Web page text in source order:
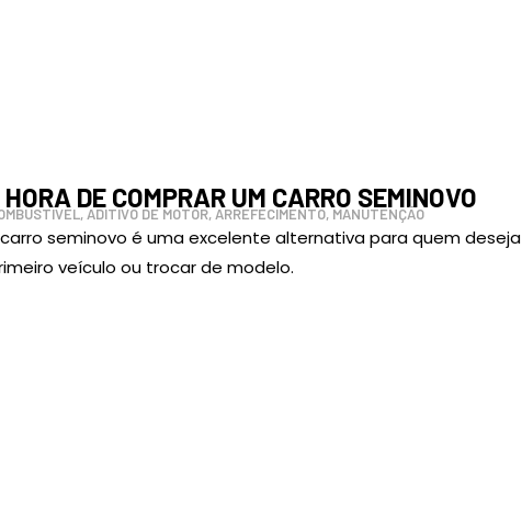
DE COMPRAR UM CARRO SEMINOVO
, ADITIVO DE MOTOR, ARREFECIMENTO, MANUTENÇÃO
seminovo é uma excelente alternativa para quem deseja
veículo ou trocar de modelo.